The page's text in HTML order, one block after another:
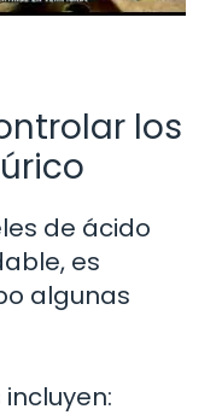
los
de ácido
es
algunas